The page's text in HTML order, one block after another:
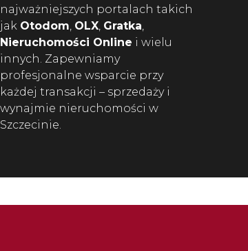
najważniejszych portalach takich
jak Otodom, OLX, Gratka,
Nieruchomości Online i wielu
innych. Zapewniamy
profesjonalne wsparcie przy
każdej transakcji – sprzedaży i
wynajmie nieruchomości w
Szczecinie.